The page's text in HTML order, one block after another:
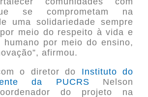
se comprometam na
uma solidariedade sempre
meio do respeito à vida e
por meio do ensino,
afirmou.
o diretor do Instituto do
da PUCRS Nelson
do projeto na